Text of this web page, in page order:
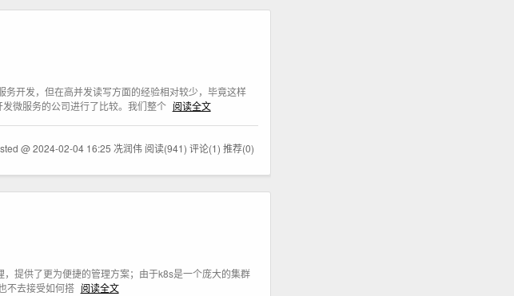
开发，但在高并发读写方面的经验相对较少，毕竟这样
微服务的公司进行了比较。我们整个 阅读全文
@ 2024-02-04 16:25 冼润伟 阅读(941) 评论(1) 推荐(0)
提供了更为便捷的管理方案；由于k8s是一个庞大的集群
不去接受如何搭 阅读全文